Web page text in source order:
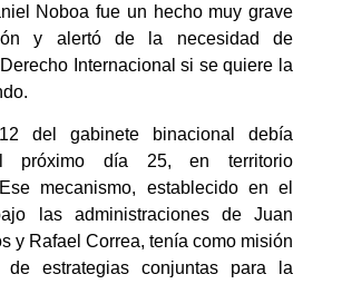
Noboa fue un hecho muy grave
y alertó de la necesidad de
Internacional si se quiere la
del gabinete binacional debía
próximo día 25, en territorio
mecanismo, establecido en el
las administraciones de Juan
y Rafael Correa, tenía como misión
de estrategias conjuntas para la